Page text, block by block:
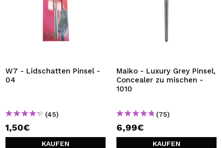
W7 - Lidschatten Pinsel -
04
(45)
1,50€
KAUFEN
Maiko - Luxury Grey Pinsel,
Concealer zu mischen -
1010
(75)
6,99€
KAUFEN